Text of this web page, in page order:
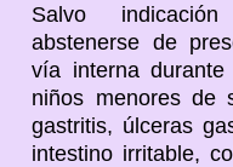
Salvo indicación
abstenerse de
vía interna
niños menores de
gastritis, úlceras
intestino irritable,